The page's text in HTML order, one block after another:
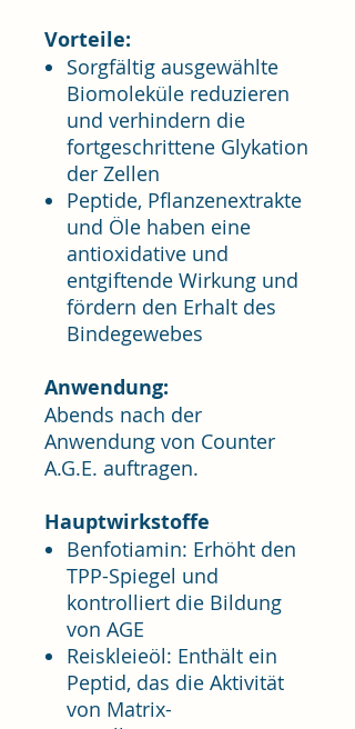
Vorteile:
Sorgfältig ausgewählte
Biomoleküle reduzieren
und verhindern die
fortgeschrittene Glykation
der Zellen
Peptide, Pflanzenextrakte
und Öle haben eine
antioxidative und
entgiftende Wirkung und
fördern den Erhalt des
Bindegewebes
Anwendung:
Abends nach der
Anwendung von Counter
A.G.E. auftragen.
Hauptwirkstoffe
Benfotiamin: Erhöht den
TPP-Spiegel und
kontrolliert die Bildung
von AGE
Reiskleieöl: Enthält ein
Peptid, das die Aktivität
von Matrix-